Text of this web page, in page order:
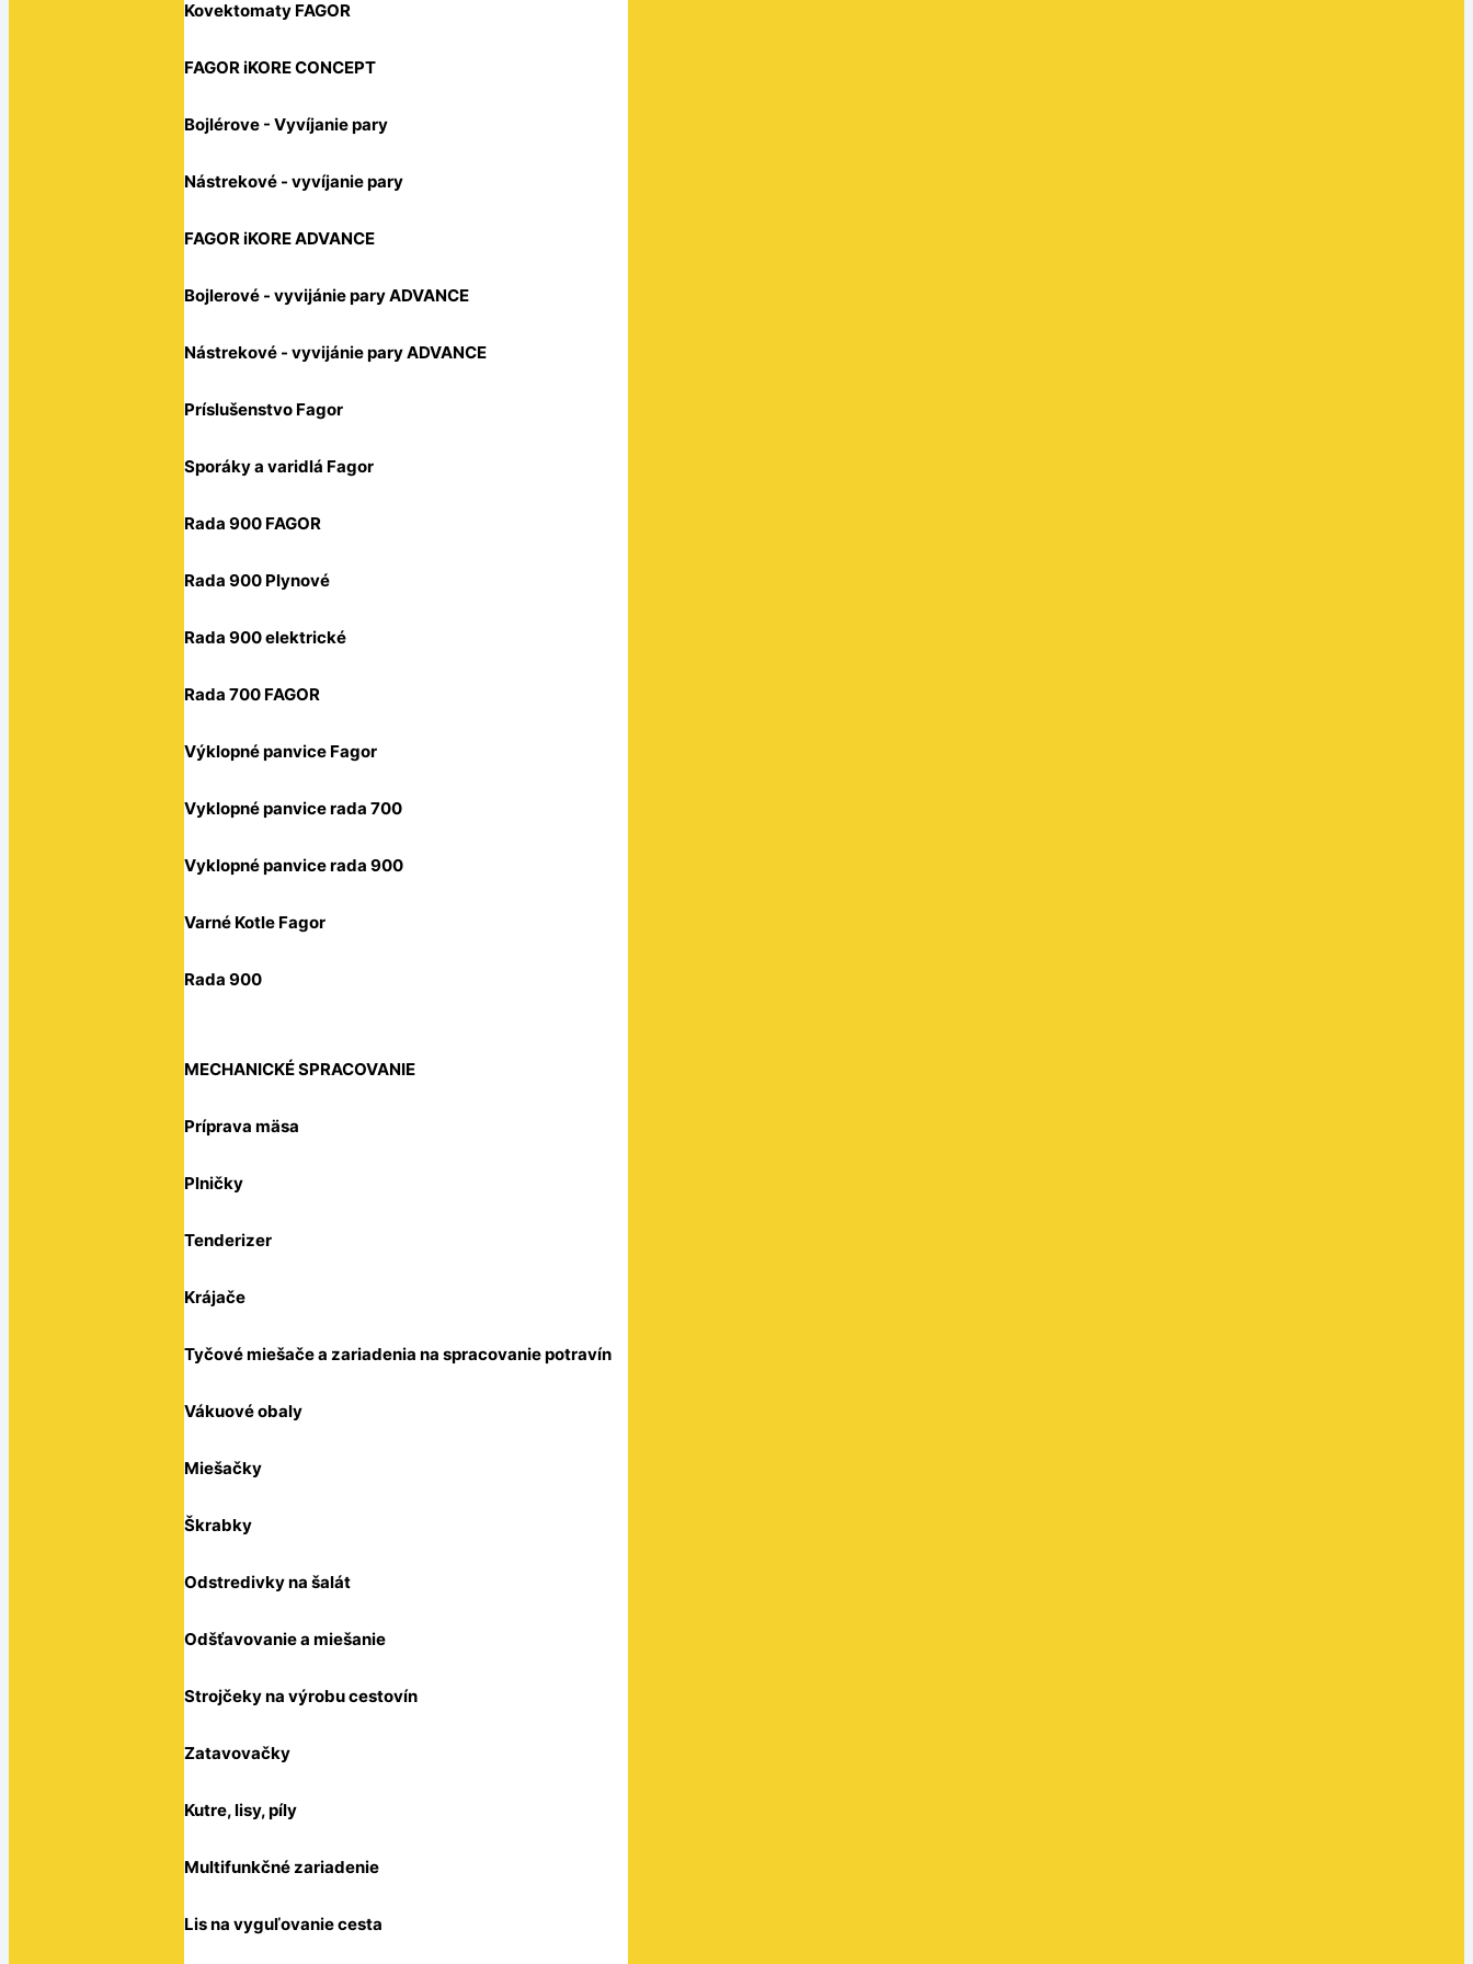
Kovektomaty FAGOR
FAGOR iKORE CONCEPT
Bojlérove - Vyvíjanie pary
Nástrekové - vyvíjanie pary
FAGOR iKORE ADVANCE
Bojlerové - vyvijánie pary ADVANCE
Nástrekové - vyvijánie pary ADVANCE
Príslušenstvo Fagor
Sporáky a varidlá Fagor
Rada 900 FAGOR
Rada 900 Plynové
Rada 900 elektrické
Rada 700 FAGOR
Výklopné panvice Fagor
Vyklopné panvice rada 700
Vyklopné panvice rada 900
Varné Kotle Fagor
Rada 900
MECHANICKÉ SPRACOVANIE
Príprava mäsa
Plničky
Tenderizer
Krájače
Tyčové miešače a zariadenia na spracovanie potravín
Vákuové obaly
Miešačky
Škrabky
Odstredivky na šalát
Odšťavovanie a miešanie
Strojčeky na výrobu cestovín
Zatavovačky
Kutre, lisy, píly
Multifunkčné zariadenie
Lis na vyguľovanie cesta